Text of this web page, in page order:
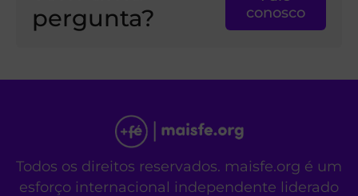
pergunta?
conosco
Todos os direitos reservados. maisfe.org é um
esforço internacional independente liderado